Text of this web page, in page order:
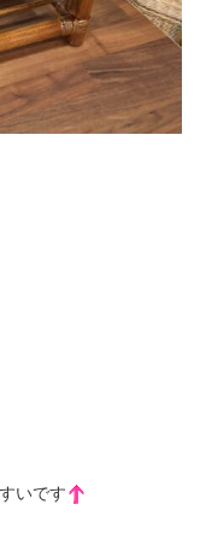
いです